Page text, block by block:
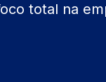
total na